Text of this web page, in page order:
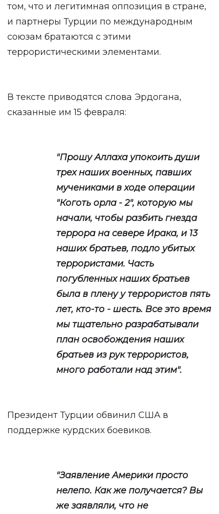
том, что и легитимная оппозиция в стране,
и партнеры Турции по международным
союзам братаются с этими
террористическими элементами.
В тексте приводятся слова Эрдогана,
сказанные им 15 февраля:
"Прошу Аллаха упокоить души
трех наших военных, павших
мучениками в ходе операции
"Коготь орла - 2", которую мы
начали, чтобы разбить гнезда
террора на севере Ирака, и 13
наших братьев, подло убитых
террористами. Часть
погубленных наших братьев
была в плену у террористов пять
лет, кто-то - шесть. Все это время
мы тщательно разрабатывали
план освобождения наших
братьев из рук террористов,
много работали над этим".
Президент Турции обвинил США в
поддержке курдских боевиков.
"Заявление Америки просто
нелепо. Как же получается? Вы
же заявляли, что не